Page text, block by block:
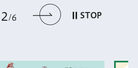
前のスライドを表示
2 6 次のスライドを
STOP